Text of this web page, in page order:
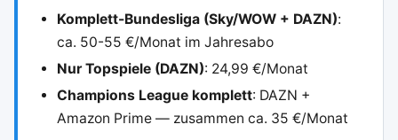
Komplett-Bundesliga (Sky/WOW + DAZN):
ca. 50-55 €/Monat im Jahresabo
Nur Topspiele (DAZN): 24,99 €/Monat
Champions League komplett: DAZN +
Amazon Prime — zusammen ca. 35 €/Monat